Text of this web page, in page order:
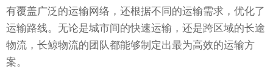
有覆盖广泛的运输网络，还根据不同的运输需求，优化了
运输路线。无论是城市间的快速运输，还是跨区域的长途
物流，长鲸物流的团队都能够制定出最为高效的运输方
案。